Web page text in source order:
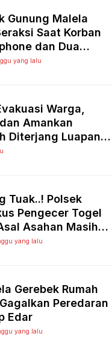
Gunung Malela
Saat Korban
dan Dua
Disita Utuh
yang lalu
Warga,
Amankan
Diterjang Luapan
Tuak..! Polsek
Pengecer Togel
Asahan Masih
yang lalu
Gerebek Rumah
Peredaran
Edar
yang lalu